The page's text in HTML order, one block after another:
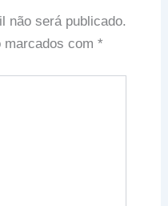
não será publicado.
marcados com *